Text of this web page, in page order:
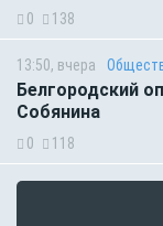
0 138
13:50, вчера
Белгородский
Собянина
0 118